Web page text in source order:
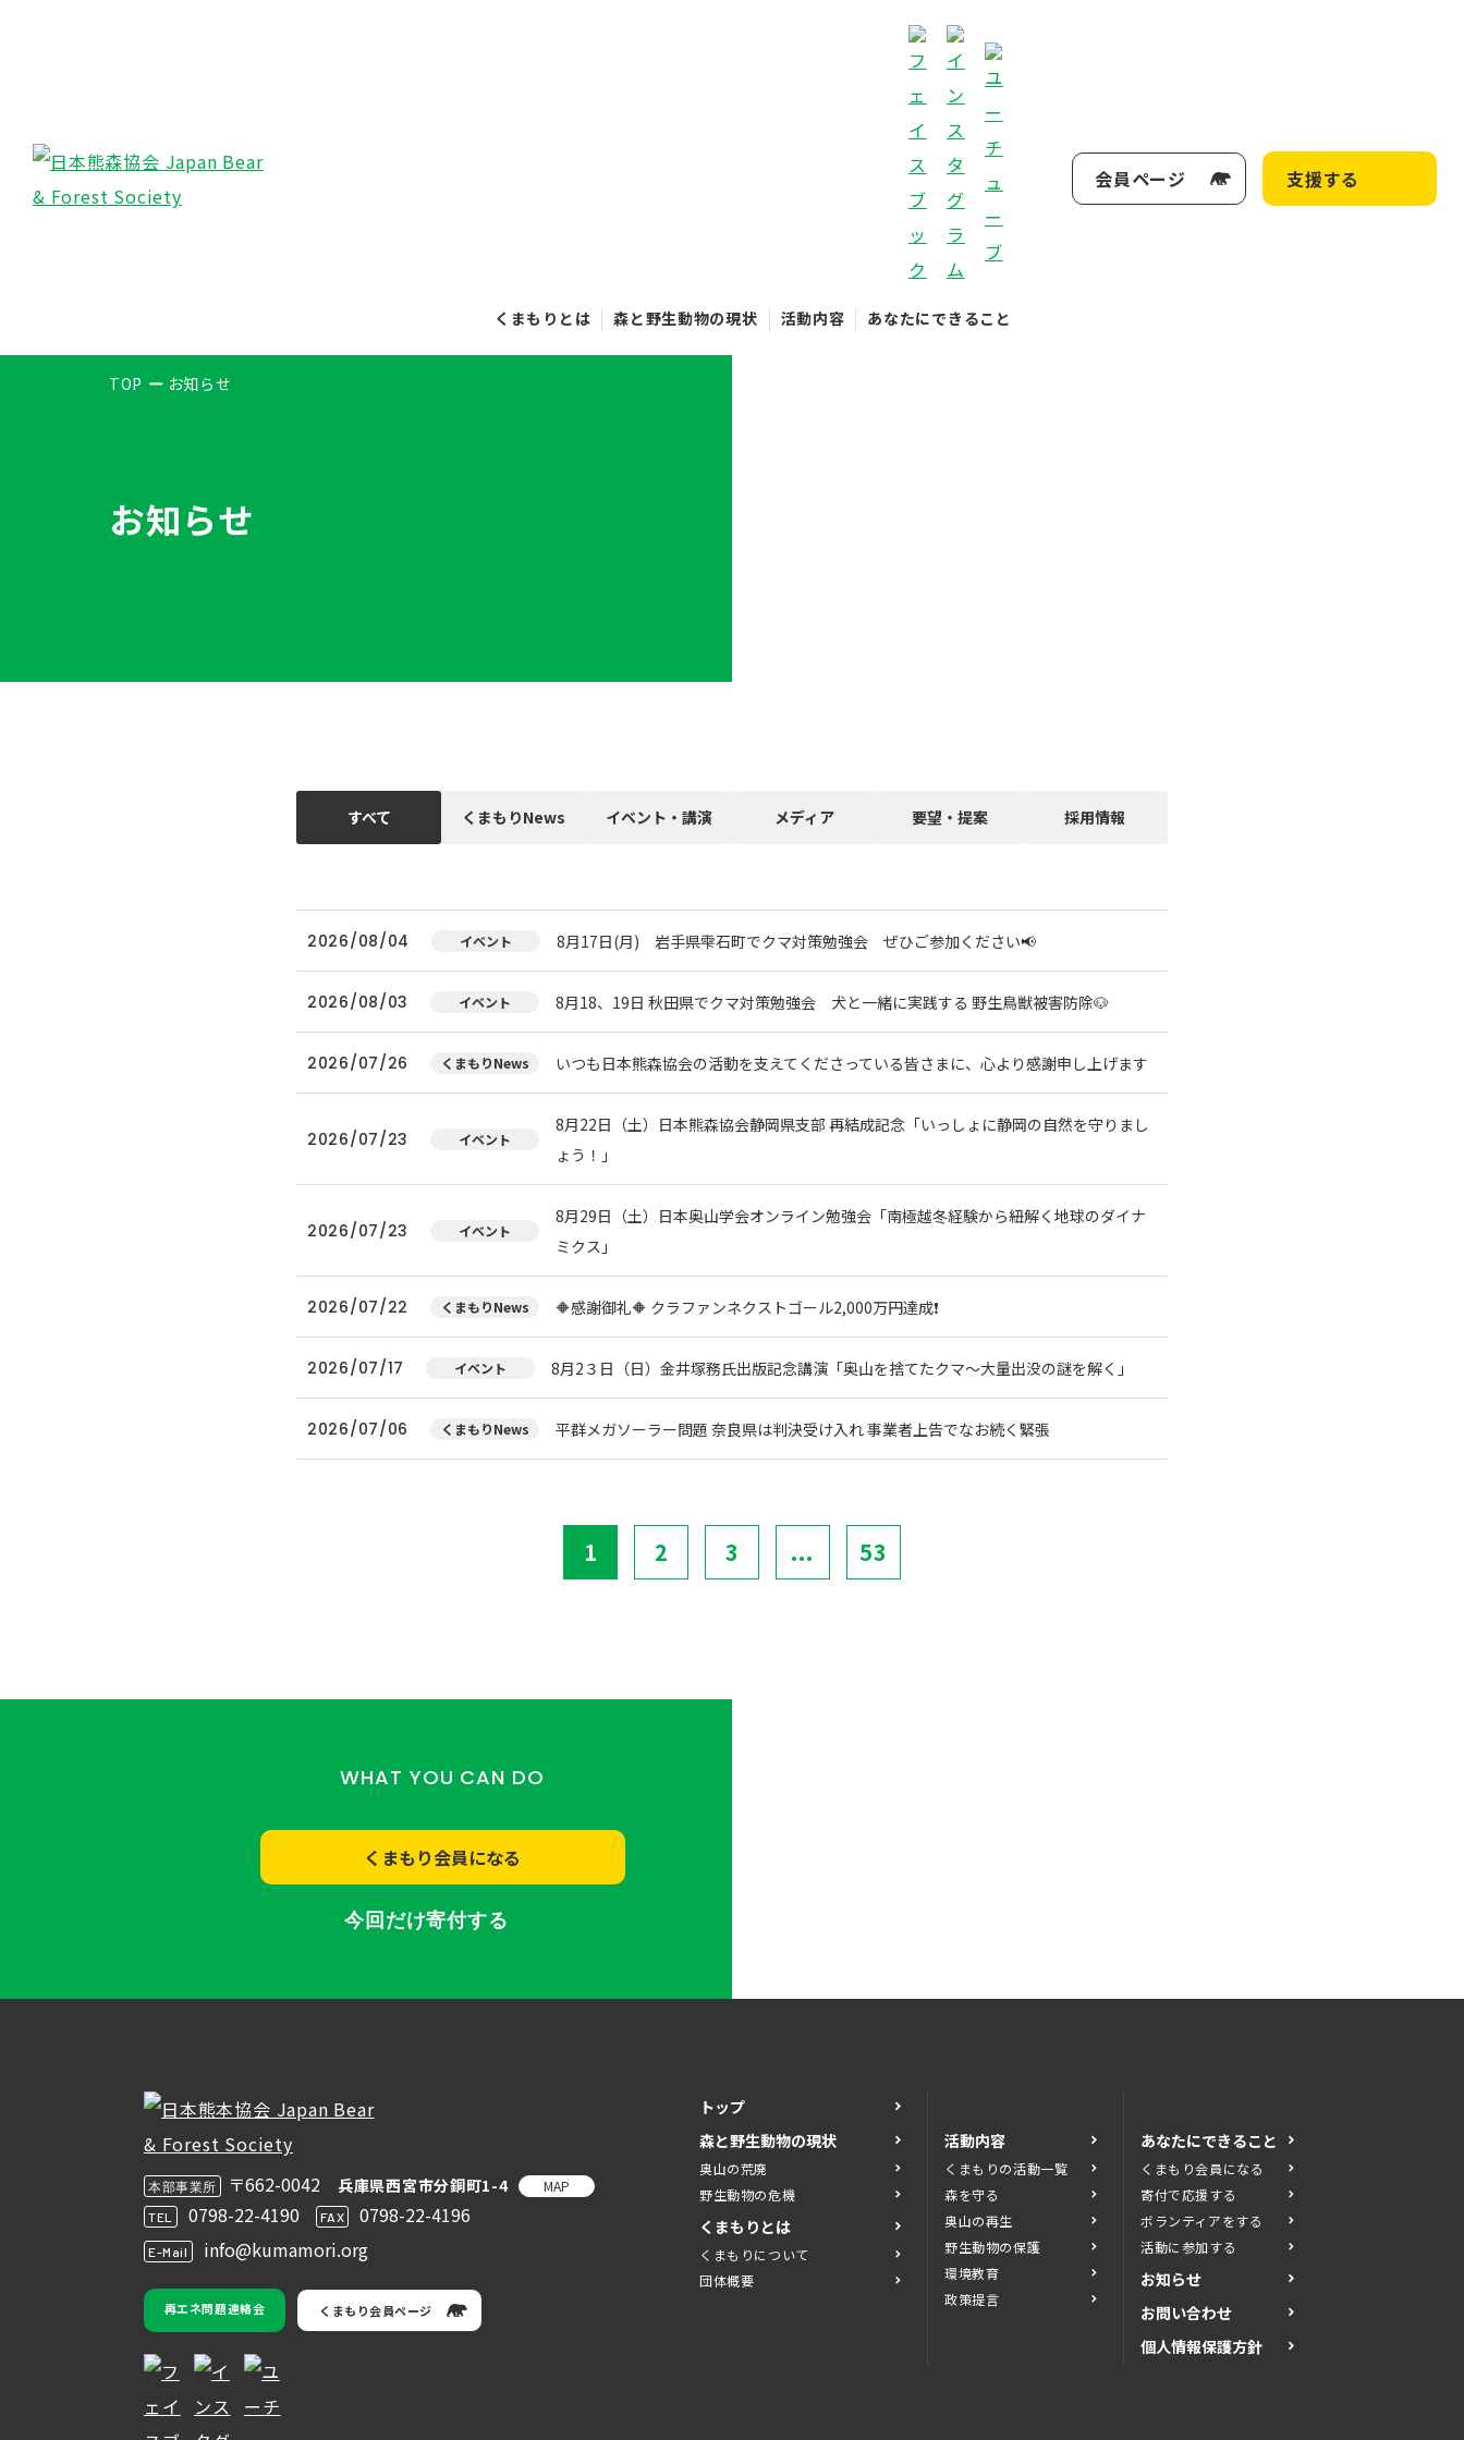
くまもりとは 森と野生動物の現状 活動内容 あなたにできること
会員ページ 支援する
TOP お知らせ
お知らせ
すべて くまもりNews イベント・講演 メディア 要望・提案 採用情報
2026/08/04 イベント 8月17日(月) 岩手県雫石町でクマ対策勉強会 ぜひご参加ください📢
2026/08/03 イベント 8月18、19日 秋田県でクマ対策勉強会 犬と一緒に実践する 野生鳥獣被害防除🐶
2026/07/26 くまもりNews いつも日本熊森協会の活動を支えてくださっている皆さまに、心より感謝申し上げます
2026/07/23 イベント
8月22日（土）日本熊森協会静岡県支部 再結成記念「いっしょに静岡の自然を守りまし
ょう！」
2026/07/23 イベント
8月29日（土）日本奥山学会オンライン勉強会「南極越冬経験から紐解く地球のダイナ
ミクス」
2026/07/22 くまもりNews 🔶感謝御礼🔶 クラファンネクストゴール2,000万円達成❗
2026/07/17 イベント 8月2３日（日）金井塚務氏出版記念講演「奥山を捨てたクマ～大量出没の謎を解く」
2026/07/06 くまもりNews 平群メガソーラー問題 奈良県は判決受け入れ 事業者上告でなお続く緊張
1 2 3 ... 53
WHAT YOU CAN DO
くまもり会員になる
今回だけ寄付する
本部事業所 〒662-0042 兵庫県西宮市分銅町1-4 MAP
TEL 0798-22-4190 FAX 0798-22-4196
E-Mail info@kumamori.org
再エネ問題連絡会 くまもり会員ページ
トップ
森と野生動物の現状
奥山の荒廃
野生動物の危機
くまもりとは
くまもりについて
団体概要
活動内容
くまもりの活動一覧
森を守る
奥山の再生
野生動物の保護
環境教育
政策提言
あなたにできること
くまもり会員になる
寄付で応援する
ボランティアをする
活動に参加する
お知らせ
お問い合わせ
個人情報保護方針